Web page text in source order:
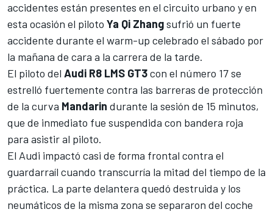
accidentes están presentes en el circuito urbano y en
esta ocasión el piloto Ya Qi Zhangsufrió un fuerte
accidente durante el warm-up celebrado el sábado por
la mañana de cara a la carrera de la tarde.
El piloto del Audi R8 LMS GT3con el número 17 se
estrelló fuertemente contra las barreras de protección
de la curva Mandarin durante la sesión de 15 minutos,
que de inmediato fue suspendida con bandera roja
para asistir al piloto.
El Audi impactó casi de forma frontal contra el
guardarraíl cuando transcurría la mitad del tiempo de la
práctica. La parte delantera quedó destruida y los
neumáticos de la misma zona se separaron del coche